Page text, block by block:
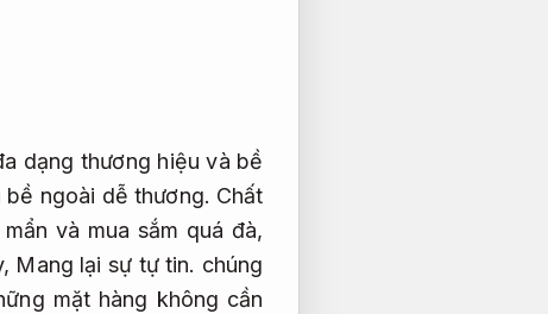
dạng thương hiệu và bề
bề ngoài dễ thương. Chất
và mua sắm quá đà,
Mang lại sự tự tin. chúng
mặt hàng không cần